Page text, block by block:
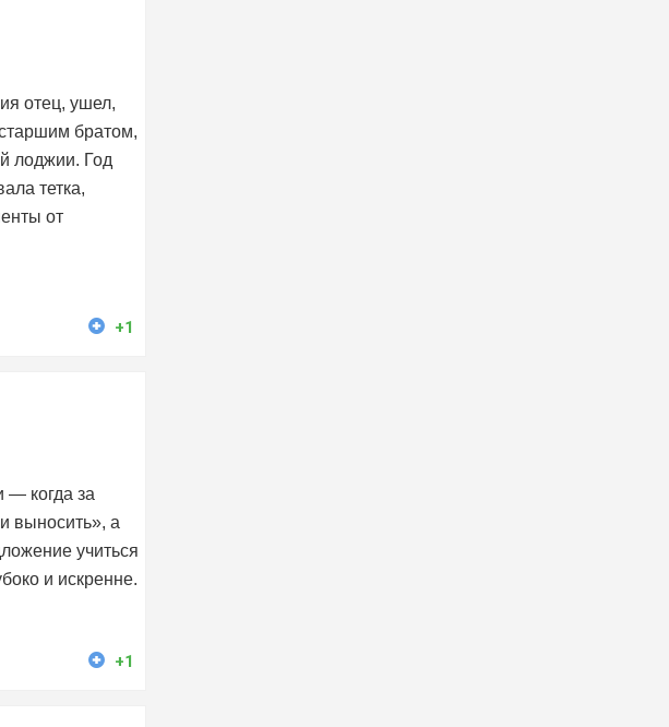
отец, ушел,
братом,
лоджии. Год
тетка,
от
+1
— когда за
выносить», а
учиться
и искренне.
+1